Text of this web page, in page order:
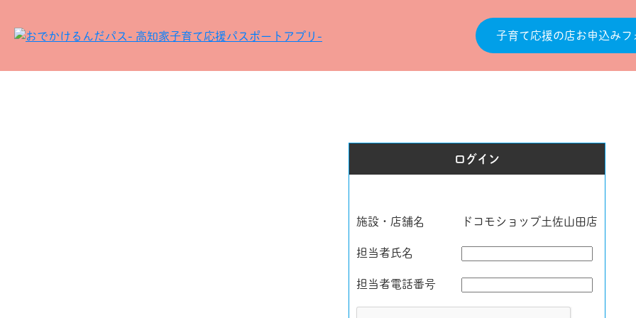
子育て応援の店お申込みフ
ログイン
施設・店舗名 ドコモショップ土佐山田店
担当者氏名
担当者電話番号